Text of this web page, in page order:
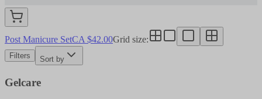
Post Manicure SetCA $42.00Grid size:
Filters Sort by
Gelcare